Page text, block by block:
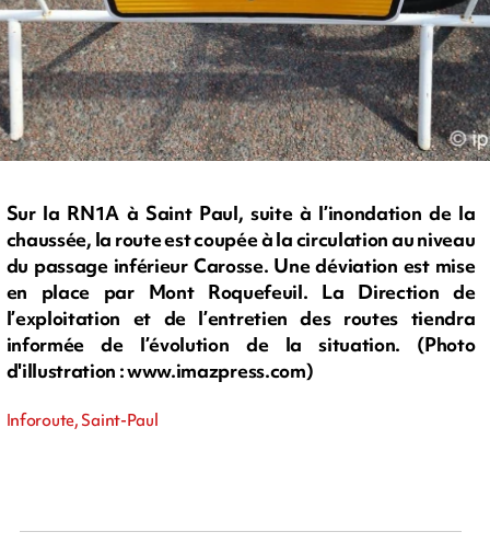
Sur la RN1A à Saint Paul, suite à l’inondation de la
chaussée, la route est coupée à la circulation au niveau
du passage inférieur Carosse. Une déviation est mise
en place par Mont Roquefeuil. La Direction de
l’exploitation et de l’entretien des routes tiendra
informée de l’évolution de la situation. (Photo
d'illustration : www.imazpress.com)
Inforoute, Saint-Paul